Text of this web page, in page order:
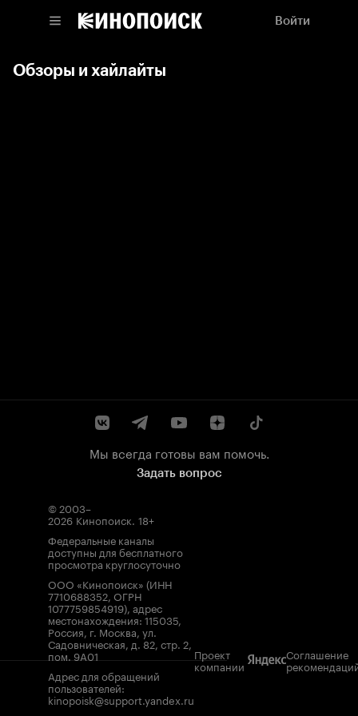
Войти
Обзоры и хайлайты
Мы всегда готовы вам помочь.
Задать вопрос
© 2003–
2026 Кинопоиск. 18+
Федеральные каналы
доступны для бесплатного
просмотра круглосуточно
ООО «Кинопоиск» (ИНН
7710688352, ОГРН
1077759854919), адрес
местонахождения: 115035,
Россия, г. Москва, ул.
Садовническая, д. 82, стр. 2,
пом. 9А01
Адрес для обращений
пользователей:
kinopoisk@support.yandex.ru
Проект
компании
Соглашение